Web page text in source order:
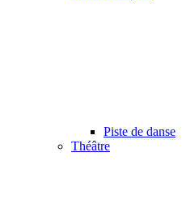
Piste de danse
Théâtre